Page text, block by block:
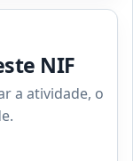
NIF
a atividade, o